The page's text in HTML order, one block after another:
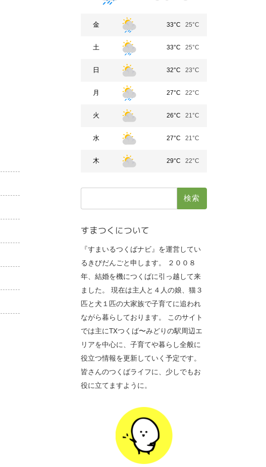
金 33°C 25°C
土 33°C 25°C
日 32°C 23°C
月 27°C 22°C
火 26°C 21°C
水 27°C 21°C
木 29°C 22°C
すまつくについて
『すまいるつくばナビ』を運営してい
るきびだんごと申します。 ２００８
年、結婚を機につくばに引っ越して来
ました。 現在は主人と４人の娘、猫３
匹と犬１匹の大家族で子育てに追われ
ながら暮らしております。 このサイト
では主にTXつくば〜みどりの駅周辺エ
リアを中心に、子育てや暮らし全般に
役立つ情報を更新していく予定です。
皆さんのつくばライフに、少しでもお
役に立てますように。